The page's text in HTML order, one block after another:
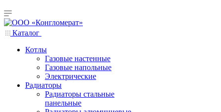
Каталог
Котлы
Газовые настенные
Газовые напольные
Электрические
Радиаторы
Радиаторы стальные
панельные